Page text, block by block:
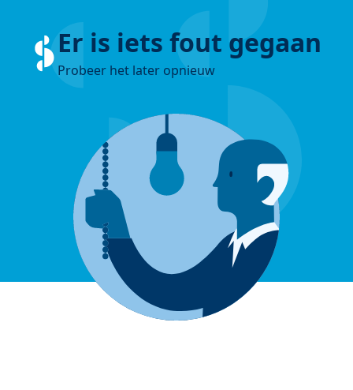
Er is iets fout gegaan
Probeer het later opnieuw